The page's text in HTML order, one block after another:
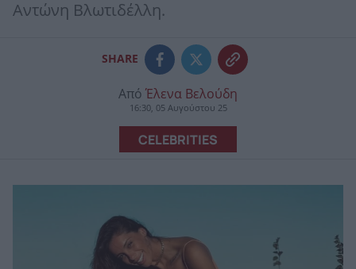
Αντώνη Βλωτιδέλλη.
SHARE
Από Έλενα Βελούδη
16:30, 05 Αυγούστου 25
CELEBRITIES